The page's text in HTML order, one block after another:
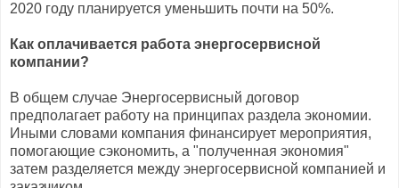
2020 году планируется уменьшить почти на 50%.
Как оплачивается работа энергосервисной
компании?
В общем случае Энергосервисный договор
предполагает работу на принципах раздела экономии.
Иными словами компания финансирует мероприятия,
помогающие сэкономить, а "полученная экономия"
затем разделяется между энергосервисной компанией и